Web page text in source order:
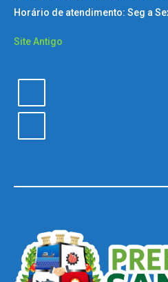
Horário de atendimento: Seg a
Site Antigo